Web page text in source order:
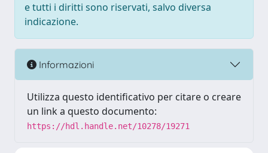
e tutti i diritti sono riservati, salvo diversa
indicazione.
Informazioni
Utilizza questo identificativo per citare o creare
un link a questo documento:
https://hdl.handle.net/10278/19271